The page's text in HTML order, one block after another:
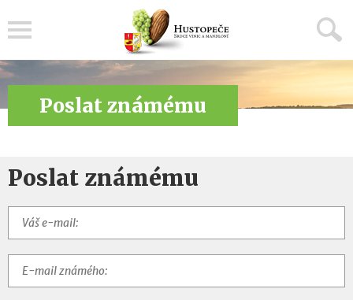
Poslat známému
Poslat známému